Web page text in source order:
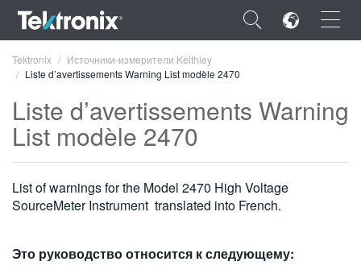
×
FRANÇAIS
VIỆT NAM
Tektronix
Источники-измерители Keithley
Liste d’avertissements Warning List modèle 2470
Liste d’avertissements Warning
List modèle 2470
List of warnings for the Model 2470 High Voltage
SourceMeter Instrument translated into French.
Это руководство относится к следующему: